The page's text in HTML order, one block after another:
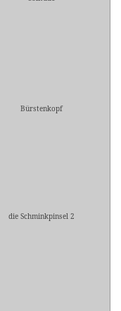
Bürstenkopf
die Schminkpinsel 2